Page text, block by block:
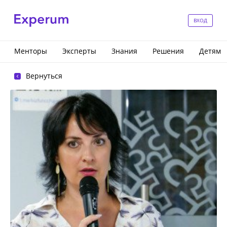
ВХОД
Менторы Эксперты Знания Решения Детям
Вернуться